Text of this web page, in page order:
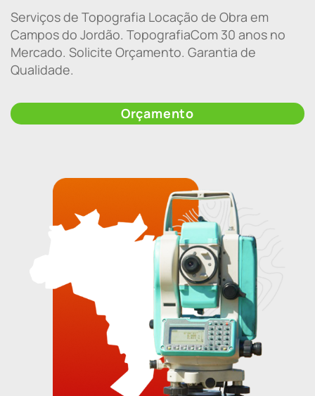
Serviços de Topografia Locação de Obra em
Campos do Jordão. TopografiaCom 30 anos no
Mercado. Solicite Orçamento. Garantia de
Qualidade.
Orçamento